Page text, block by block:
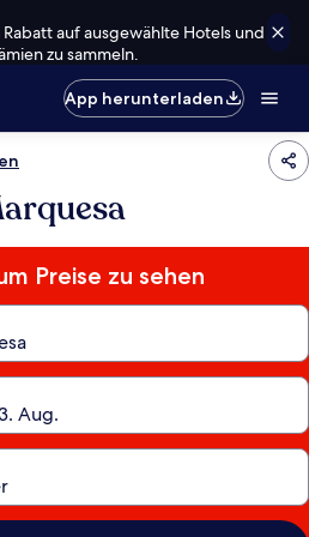
Rabatt auf ausgewählte Hotels und
zu sammeln.
App herunterladen
Preise zu sehen